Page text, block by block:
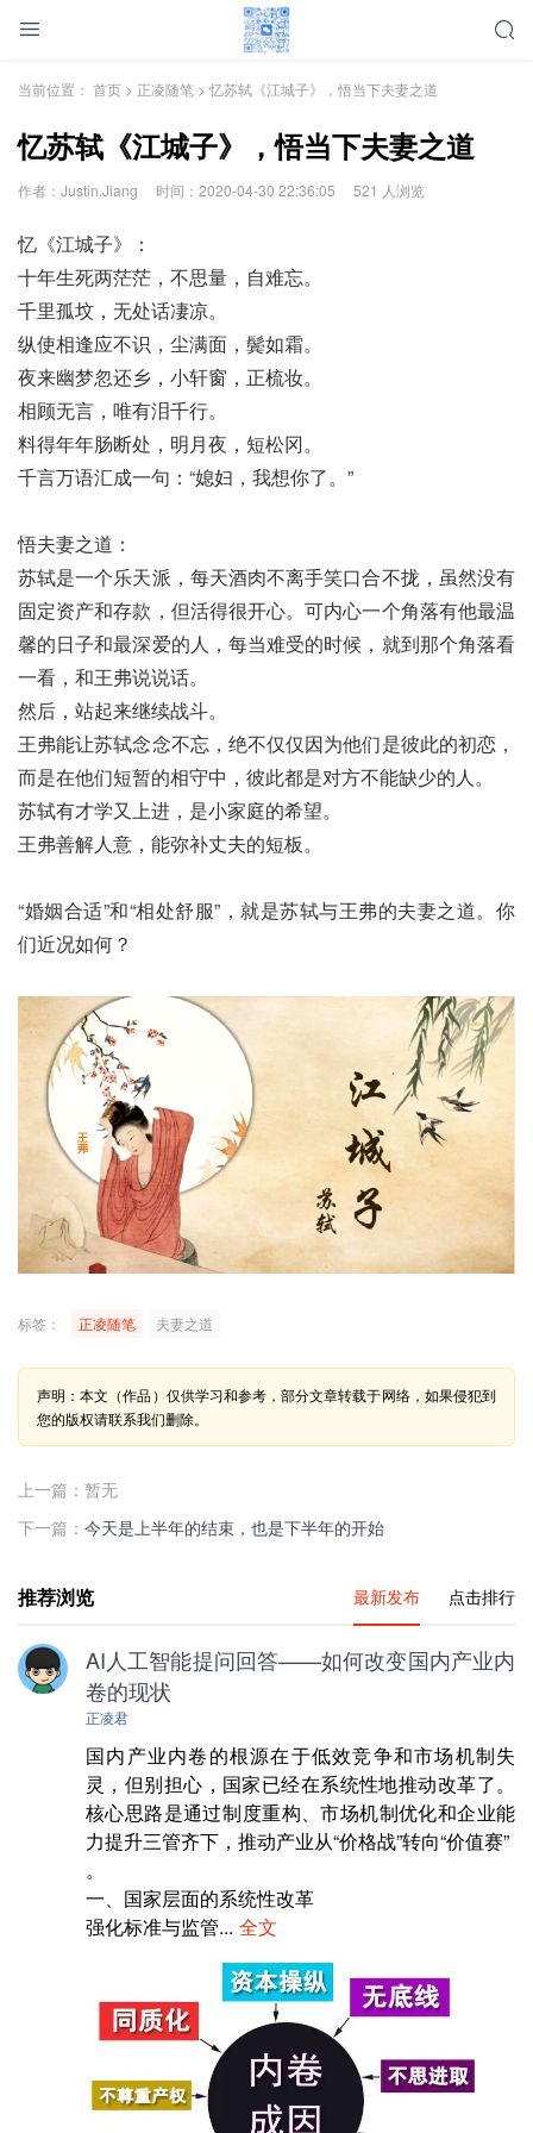
当前位置： 首页 > 正凌随笔 > 忆苏轼《江城子》，悟当下夫妻之道
忆苏轼《江城子》，悟当下夫妻之道
作者：Justin.Jiang 时间：2020-04-30 22:36:05 521 人浏览
忆《江城子》：
十年生死两茫茫，不思量，自难忘。
千里孤坟，无处话凄凉。
纵使相逢应不识，尘满面，鬓如霜。
夜来幽梦忽还乡，小轩窗，正梳妆。
相顾无言，唯有泪千行。
料得年年肠断处，明月夜，短松冈。
千言万语汇成一句：“媳妇，我想你了。”
悟夫妻之道：
苏轼是一个乐天派，每天酒肉不离手笑口合不拢，虽然没有
固定资产和存款，但活得很开心。可内心一个角落有他最温
馨的日子和最深爱的人，每当难受的时候，就到那个角落看
一看，和王弗说说话。
然后，站起来继续战斗。
王弗能让苏轼念念不忘，绝不仅仅因为他们是彼此的初恋，
而是在他们短暂的相守中，彼此都是对方不能缺少的人。
苏轼有才学又上进，是小家庭的希望。
王弗善解人意，能弥补丈夫的短板。
“婚姻合适”和“相处舒服”，就是苏轼与王弗的夫妻之道。你
们近况如何？
标签： 正凌随笔 夫妻之道
声明：本文（作品）仅供学习和参考，部分文章转载于网络，如果侵犯到
您的版权请联系我们删除。
上一篇：暂无
下一篇： 今天是上半年的结束，也是下半年的开始
推荐浏览 最新发布 点击排行
AI人工智能提问回答——如何改变国内产业内
卷的现状
正凌君
国内产业内卷的根源在于低效竞争和市场机制失
灵，但别担心，国家已经在系统性地推动改革了。
核心思路是通过‌制度重构、市场机制优化和企业能
力提升‌三管齐下，推动产业从“价格战”转向“价值赛”‌
。
一、国家层面的系统性改革
强化标准与监管‌... 全文